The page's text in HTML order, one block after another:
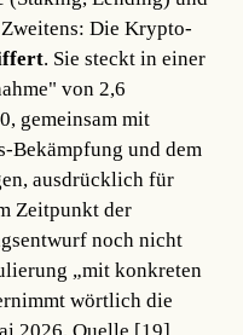
Die Krypto-
. Sie steckt in einer
von 2,6
gemeinsam mit
Bekämpfung und dem
ausdrücklich für
Zeitpunkt der
noch nicht
„mit konkreten
wörtlich die